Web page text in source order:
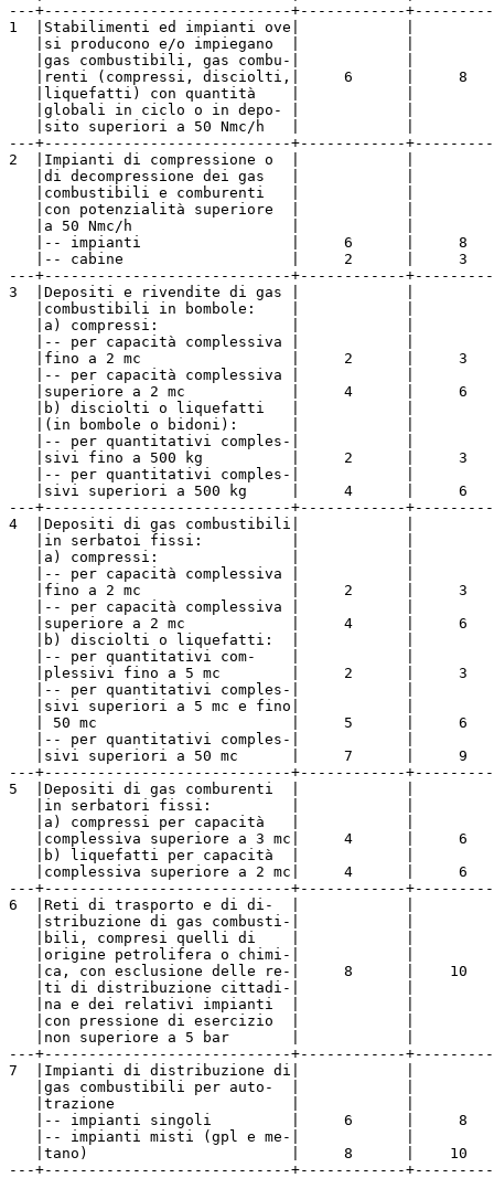
---+----------------------------+------------
1  |Stabilimenti ed impianti ove|            |
|si producono e/o impiegano  |            |
|gas combustibili, gas combu-|            |
|renti (compressi, disciolti,|     6      |     8
|liquefatti) con quantità    |            |
|globali in ciclo o in depo- |            |
|sito superiori a 50 Nmc/h   |            |
---+----------------------------+------------
2  |Impianti di compressione o  |            |
|di decompressione dei gas   |            |
|combustibili e comburenti   |            |
|con potenzialità superiore  |            |
|a 50 Nmc/h                  |            |
|-- impianti                 |     6      |     8
|-- cabine                   |     2      |     3
---+----------------------------+------------
3  |Depositi e rivendite di gas |            |
|combustibili in bombole:    |            |
|a) compressi:               |            |
|-- per capacità complessiva |            |
|fino a 2 mc                 |     2      |     3
|-- per capacità complessiva |            |
|superiore a 2 mc            |     4      |     6
|b) disciolti o liquefatti   |            |
|(in bombole o bidoni):      |            |
|-- per quantitativi comples-|            |
|sivi fino a 500 kg          |     2      |     3
|-- per quantitativi comples-|            |
|sivi superiori a 500 kg     |     4      |     6
---+----------------------------+------------
4  |Depositi di gas combustibili|            |
|in serbatoi fissi:          |            |
|a) compressi:               |            |
|-- per capacità complessiva |            |
|fino a 2 mc                 |     2      |     3
|-- per capacità complessiva |            |
|superiore a 2 mc            |     4      |     6
|b) disciolti o liquefatti:  |            |
|-- per quantitativi com-    |            |
|plessivi fino a 5 mc        |     2      |     3
|-- per quantitativi comples-|            |
|sivi superiori a 5 mc e fino|            |
| 50 mc                      |     5      |     6
|-- per quantitativi comples-|            |
|sivi superiori a 50 mc      |     7      |     9
---+----------------------------+------------
5  |Depositi di gas comburenti  |            |
|in serbatori fissi:         |            |
|a) compressi per capacità   |            |
|complessiva superiore a 3 mc|     4      |     6
|b) liquefatti per capacità  |            |
|complessiva superiore a 2 mc|     4      |     6
---+----------------------------+------------
6  |Reti di trasporto e di di-  |            |
|stribuzione di gas combusti-|            |
|bili, compresi quelli di    |            |
|origine petrolifera o chimi-|            |
|ca, con esclusione delle re-|     8      |    10
|ti di distribuzione cittadi-|            |
|na e dei relativi impianti  |            |
|con pressione di esercizio  |            |
|non superiore a 5 bar       |            |
---+----------------------------+------------
7  |Impianti di distribuzione di|            |
|gas combustibili per auto-  |            |
|trazione                    |            |
|-- impianti singoli         |     6      |     8
|-- impianti misti (gpl e me-|            |
|tano)                       |     8      |    10
---+----------------------------+------------